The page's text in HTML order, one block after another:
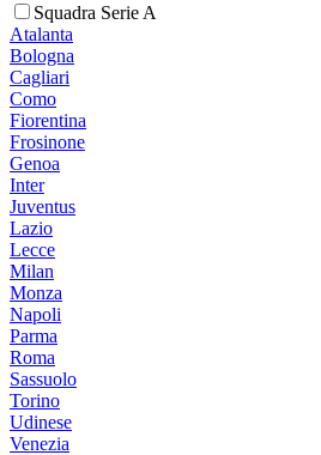
Squadra Serie A
Atalanta
Bologna
Cagliari
Como
Fiorentina
Frosinone
Genoa
Inter
Juventus
Lazio
Lecce
Milan
Monza
Napoli
Parma
Roma
Sassuolo
Torino
Udinese
Venezia